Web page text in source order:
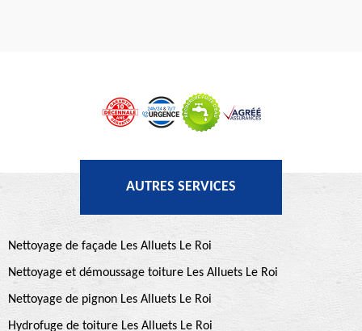
AUTRES SERVICES
Nettoyage de façade Les Alluets Le Roi
Nettoyage et démoussage toiture Les Alluets Le Roi
Nettoyage de pignon Les Alluets Le Roi
Hydrofuge de toiture Les Alluets Le Roi